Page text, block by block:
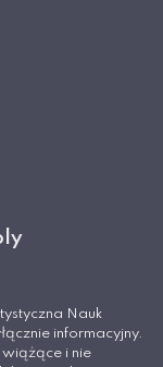
Nauk
informacyjny.
wiążące i nie